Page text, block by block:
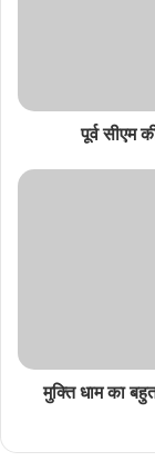
पूर्व सीएम
मुक्ति धाम का